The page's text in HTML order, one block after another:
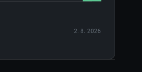
2. 8. 2026